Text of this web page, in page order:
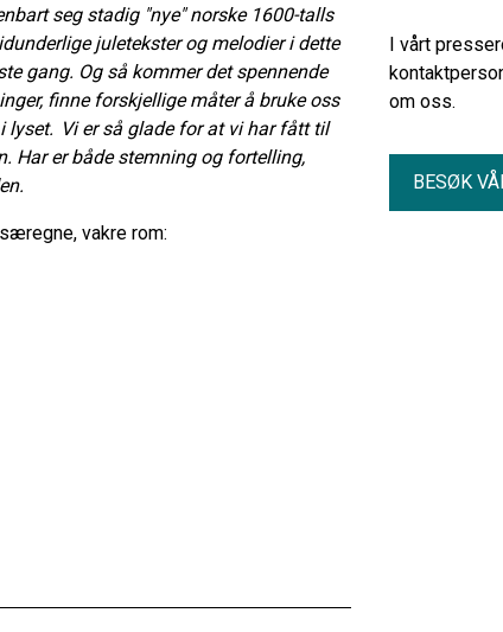
seg stadig "nye" norske 1600-talls
juletekster og melodier i dette
gang. Og så kommer det spennende
finne forskjellige måter å bruke oss
lyset. Vi er så glade for at vi har fått til
Har er både stemning og fortelling,
vakre rom:
I vårt
om oss.
BESØK